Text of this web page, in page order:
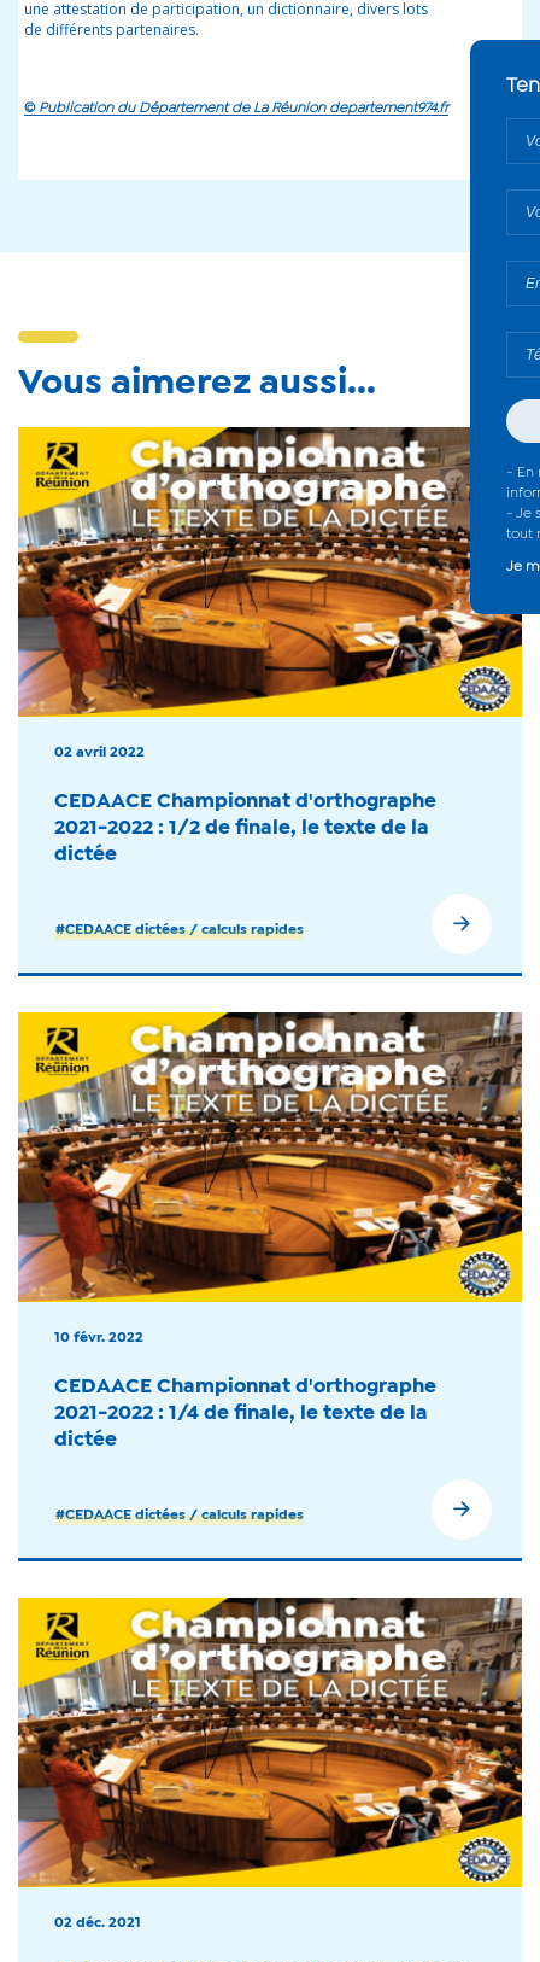
une attestation de participation, un dictionnaire, divers lots
de différents partenaires.
© Publication du Département de La Réunion departement974.fr
Vous aimerez aussi...
02 avril 2022
CEDAACE Championnat d'orthographe
2021-2022 : 1/2 de finale, le texte de la
dictée
#CEDAACE dictées / calculs rapides
10 févr. 2022
CEDAACE Championnat d'orthographe
2021-2022 : 1/4 de finale, le texte de la
dictée
#CEDAACE dictées / calculs rapides
02 déc. 2021